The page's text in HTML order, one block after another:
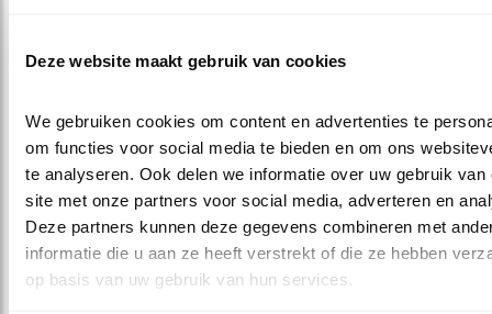
Deze website maakt gebruik van cookies
We gebruiken cookies om content en advertenties te
om functies voor social media te bieden en om ons
te analyseren. Ook delen we informatie over uw gebruik van
site met onze partners voor social media, adverteren en
Deze partners kunnen deze gegevens combineren met
informatie die u aan ze heeft verstrekt of die ze hebben
op basis van uw gebruik van hun services.
daar een stokje voor. In het boek van Freriks komt
Aan de hand van de seizoenen, de
ooievaarsliteratuur en zijn eigen ooievaarburen
neemt hij ons mee langs allerlei bijzondere
aspecten van deze vogel. En daar kan hij boeiend
over vertellen, merken Gert Ottens en Arjan
Berben die met Kester Frerikshet gesprek aan
gingen over zijn boek